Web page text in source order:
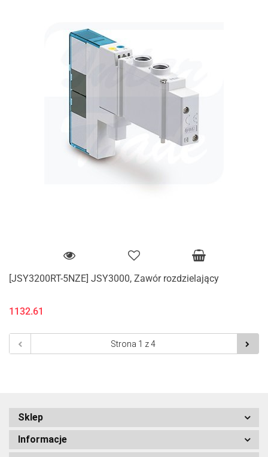
[JSY3200RT-5NZE] JSY3000, Zawór rozdzielający
1132.61
Sklep
Informacje